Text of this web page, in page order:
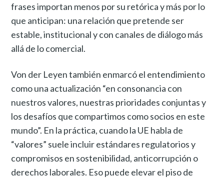
frases importan menos por su retórica y más por lo
que anticipan: una relación que pretende ser
estable, institucional y con canales de diálogo más
allá de lo comercial.
Von der Leyen también enmarcó el entendimiento
como una actualización “en consonancia con
nuestros valores, nuestras prioridades conjuntas y
los desafíos que compartimos como socios en este
mundo”. En la práctica, cuando la UE habla de
“valores” suele incluir estándares regulatorios y
compromisos en sostenibilidad, anticorrupción o
derechos laborales. Eso puede elevar el piso de